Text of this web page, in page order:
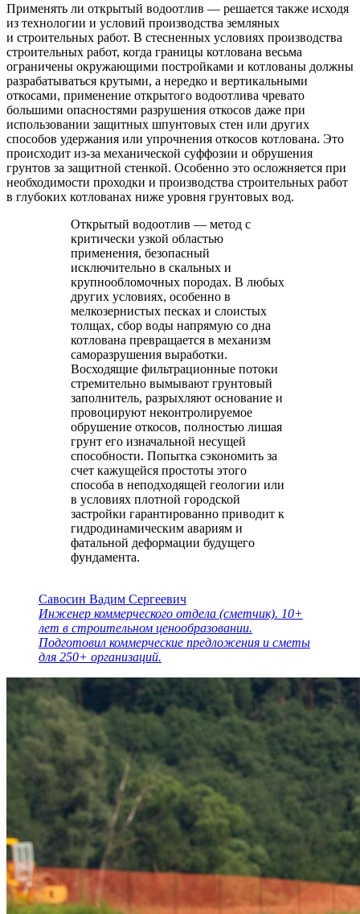
Применять ли открытый водоотлив — решается также исходя
из технологии и условий производства земляных
и строительных работ. В стесненных условиях производства
строительных работ, когда границы котлована весьма
ограничены окружающими постройками и котлованы должны
разрабатываться крутыми, а нередко и вертикальными
откосами, применение открытого водоотлива чревато
большими опасностями разрушения откосов даже при
использовании защитных шпунтовых стен или других
способов удержания или упрочнения откосов котлована. Это
происходит из-за механической суффозии и обрушения
грунтов за защитной стенкой. Особенно это осложняется при
необходимости проходки и производства строительных работ
в глубоких котлованах ниже уровня грунтовых вод.
Открытый водоотлив — метод с
критически узкой областью
применения, безопасный
исключительно в скальных и
крупнообломочных породах. В любых
других условиях, особенно в
мелкозернистых песках и слоистых
толщах, сбор воды напрямую со дна
котлована превращается в механизм
саморазрушения выработки.
Восходящие фильтрационные потоки
стремительно вымывают грунтовый
заполнитель, разрыхляют основание и
провоцируют неконтролируемое
обрушение откосов, полностью лишая
грунт его изначальной несущей
способности. Попытка сэкономить за
счет кажущейся простоты этого
способа в неподходящей геологии или
в условиях плотной городской
застройки гарантированно приводит к
гидродинамическим авариям и
фатальной деформации будущего
фундамента.
Савосин Вадим Сергеевич
Инженер коммерческого отдела (сметчик). 10+
лет в строительном ценообразовании.
Подготовил коммерческие предложения и сметы
для 250+ организаций.